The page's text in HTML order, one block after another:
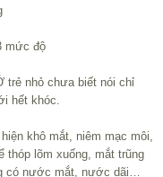
mức độ
trẻ nhỏ chưa biết nói chỉ
hết khóc.
khô mắt, niêm mạc môi,
thóp lõm xuống, mắt trũng
có nước mắt, nước dãi…